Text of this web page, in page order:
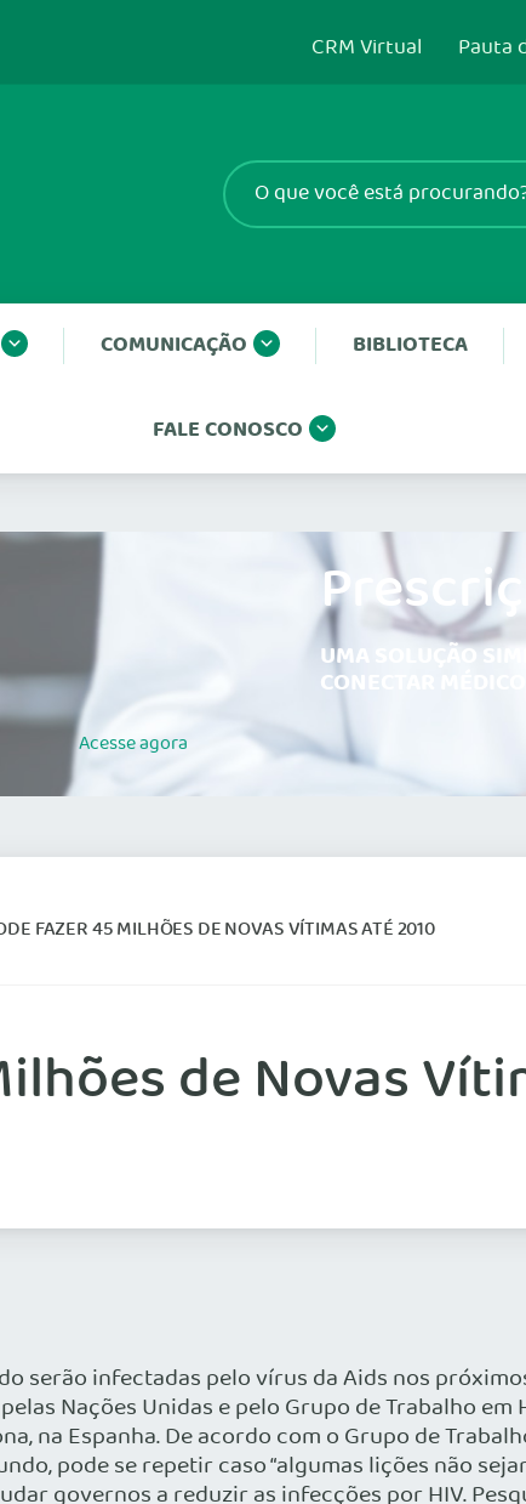
CRM Virtual Pauta
COMUNICAÇÃO BIBLIOTECA
FALE CONOSCO
Acesseagora
UMA SOLUÇÃO
CONECTAR
FAZER 45 MILHÕES DE NOVAS VÍTIMAS ATÉ 2010
de Novas
serão infectadas pelo vírus da Aids nos
Nações Unidas e pelo Grupo de Trabalho em
na Espanha. De acordo com o Grupo de
pode se repetir caso “algumas lições não
governos a reduzir as infecções por HIV.